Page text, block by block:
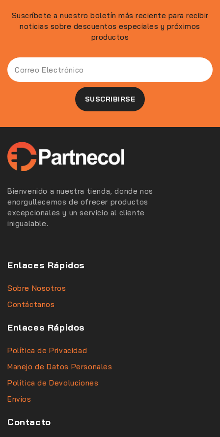
Suscríbete a nuestro boletín más reciente para recibir
noticias sobre descuentos especiales y próximos
productos
Bienvenido a nuestra tienda, donde nos
enorgullecemos de ofrecer productos
excepcionales y un servicio al cliente
inigualable.
Enlaces Rápidos
Sobre Nosotros
Contáctanos
Enlaces Rápidos
Política de Privacidad
Manejo de Datos Personales
Política de Devoluciones
Envíos
Contacto